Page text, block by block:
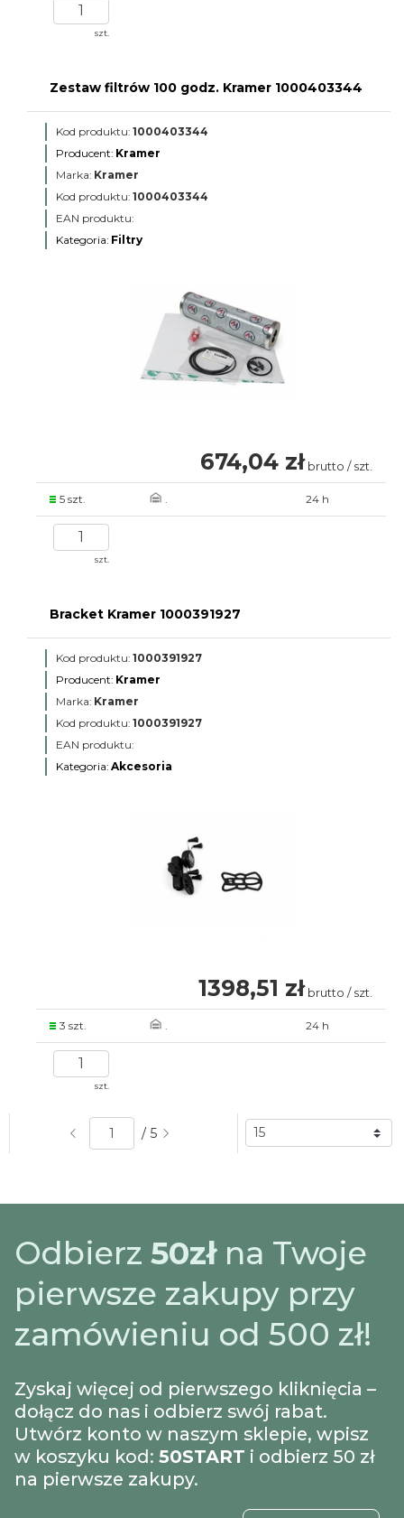
szt.
Zestaw filtrów 100 godz. Kramer 1000403344
Kod produktu: 1000403344
Producent: Kramer
Marka: Kramer
Kod produktu: 1000403344
EAN produktu:
Kategoria: Filtry
674,04 zł brutto / szt.
5 szt. . 24 h
szt.
Bracket Kramer 1000391927
Kod produktu: 1000391927
Producent: Kramer
Marka: Kramer
Kod produktu: 1000391927
EAN produktu:
Kategoria: Akcesoria
1398,51 zł brutto / szt.
3 szt. . 24 h
szt.
/ 5
Odbierz 50złna Twoje
pierwsze zakupy przy
zamówieniu od 500 zł!
Zyskaj więcej od pierwszego kliknięcia –
dołącz do nas i odbierz swój rabat.
Utwórz konto w naszym sklepie, wpisz
w koszyku kod: 50START i odbierz 50 zł
na pierwsze zakupy.